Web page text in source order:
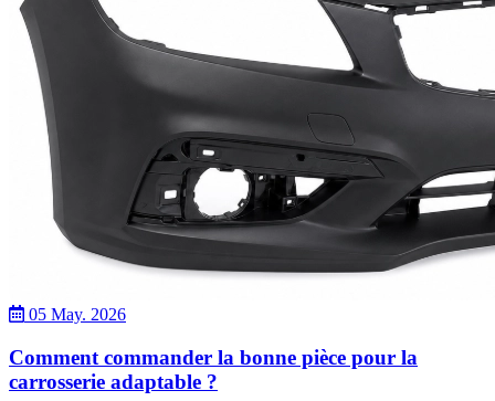
05 May. 2026
Comment commander la bonne pièce pour la
carrosserie adaptable ?